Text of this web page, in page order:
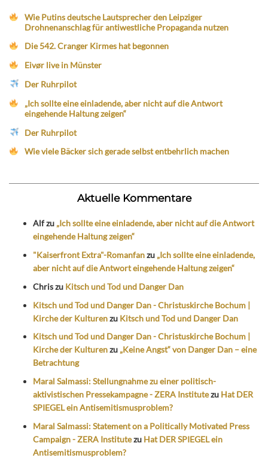
Wie Putins deutsche Lautsprecher den Leipziger
Drohnenanschlag für antiwestliche Propaganda nutzen
Die 542. Cranger Kirmes hat begonnen
Eivør live in Münster
Der Ruhrpilot
„Ich sollte eine einladende, aber nicht auf die Antwort
eingehende Haltung zeigen“
Der Ruhrpilot
Wie viele Bäcker sich gerade selbst entbehrlich machen
Aktuelle Kommentare
Alfzu „Ich sollte eine einladende, aber nicht auf die Antwort
eingehende Haltung zeigen“
"Kaiserfront Extra"-Romanfanzu „Ich sollte eine einladende,
aber nicht auf die Antwort eingehende Haltung zeigen“
Chriszu Kitsch und Tod und Danger Dan
Kitsch und Tod und Danger Dan - Christuskirche Bochum |
Kirche der Kulturenzu Kitsch und Tod und Danger Dan
Kitsch und Tod und Danger Dan - Christuskirche Bochum |
Kirche der Kulturenzu „Keine Angst“ von Danger Dan – eine
Betrachtung
Maral Salmassi: Stellungnahme zu einer politisch-
aktivistischen Pressekampagne - ZERA Institutezu Hat DER
SPIEGEL ein Antisemitismusproblem?
Maral Salmassi: Statement on a Politically Motivated Press
Campaign - ZERA Institutezu Hat DER SPIEGEL ein
Antisemitismusproblem?